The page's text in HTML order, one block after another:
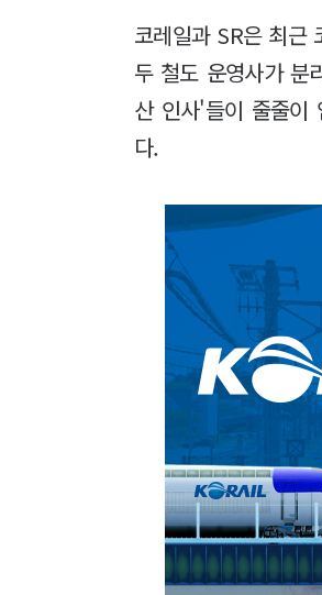
코레일과 SR은 최근
두 철도 운영사가 분
산 인사'들이 줄줄이
다.